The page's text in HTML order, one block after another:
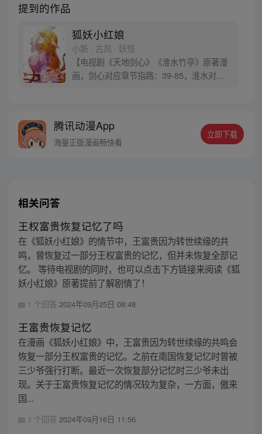
提到的作品
狐妖小红娘
小新 · 古风 · 妖怪
【电视剧《天地剑心》《淮水竹亭》原著漫
画，剑心对应章节指路：39-85，淮水对应
腾讯动漫App
海量正版漫画畅快看
立即下载
相关问答
王权富贵恢复记忆了吗
在《狐妖小红娘》的情节中，王富贵因为转世续缘的共
鸣，曾恢复过一部分王权富贵的记忆，但并未恢复全部记
忆。 等待电视剧的同时，也可以点击下方链接来阅读《狐
妖小红娘》原著提前了解剧情了！
1 个回答 2024年09月25日 08:48
王富贵恢复记忆
在漫画《狐妖小红娘》中，王富贵因为转世续缘的共鸣会
恢复一部分王权富贵的记忆。之前在南国恢复记忆时曾被
三少爷强行打断。最近一次恢复部分记忆时三少爷未出
现。关于王富贵恢复记忆的情况较为复杂，一方面，傲来
国...
1 个回答 2024年09月16日 11:56